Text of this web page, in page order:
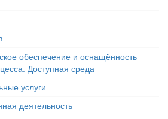
обеспечение и оснащённость
Доступная среда
услуги
деятельность